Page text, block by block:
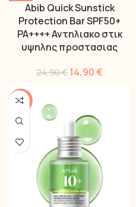
Abib Quick Sunstick
Protection Bar SPF50+
PA++++ Αντηλιακο στικ
υψηλης προστασιας
24,90€ 14,90€
-25%